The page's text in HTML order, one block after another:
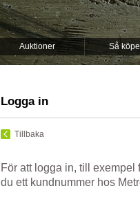
Auktioner Så
Logga in
Tillbaka
För att logga in, till exempel
du ett kundnummer hos